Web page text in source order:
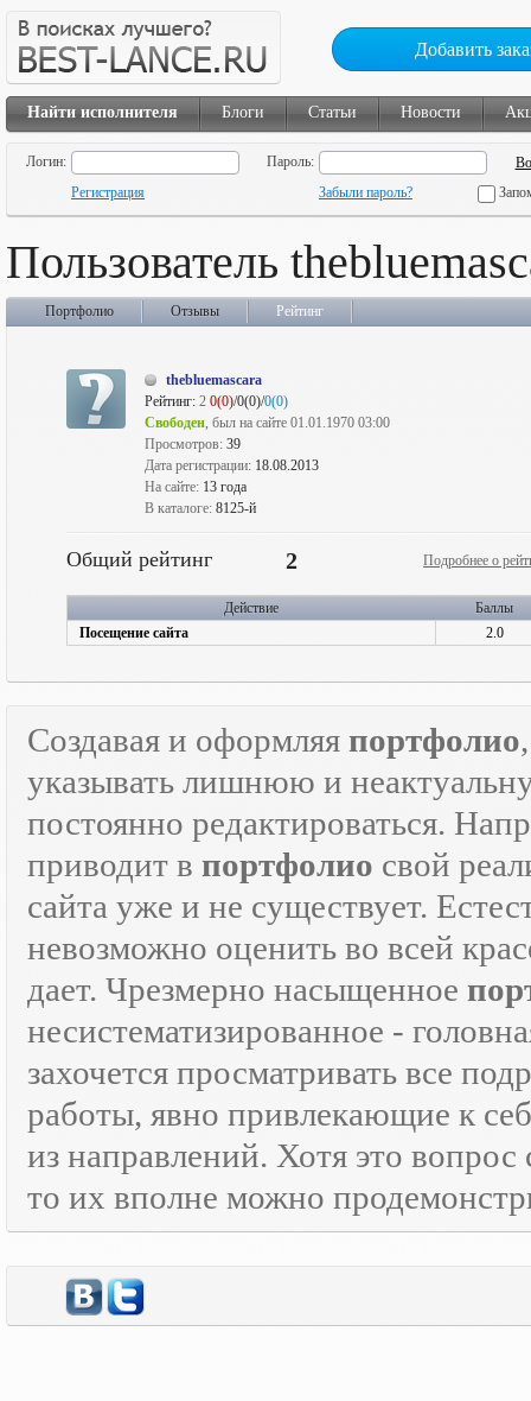
Добавить
Найти исполнителя Блоги Статьи Новости
Логин:
Пароль:
Регистрация
Забыли пароль?
Пользователь
Портфолио Отзывы Рейтинг
thebluemascara
Рейтинг: 2 0(0)/0(0)/0(0)
Свободен, был на сайте 01.01.1970 03:00
Просмотров: 39
Дата регистрации: 18.08.2013
На сайте: 13 года
В каталоге: 8125-й
Общий рейтинг 2 Подробнее о
Действие
Баллы
Посещение сайта
2.0
Создавая и оформляя портфолио
указывать лишнюю и
постоянно редактироваться.
приводит в портфолио свой
сайта уже и не существует.
невозможно оценить во всей
дает. Чрезмерно насыщенное
несистематизированное -
захочется просматривать все
работы, явно привлекающие к
из направлений. Хотя это
то их вполне можно